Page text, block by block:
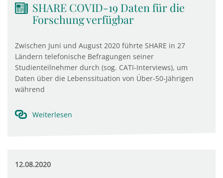
SHARE COVID-19 Daten für die
Forschung verfügbar
Zwischen Juni und August 2020 führte SHARE in 27
Ländern telefonische Befragungen seiner
Studienteilnehmer durch (sog. CATI-Interviews), um
Daten über die Lebenssituation von Über-50-Jährigen
während
Weiterlesen
12.08.2020